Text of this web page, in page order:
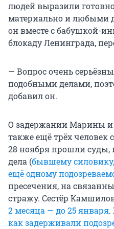
людей выразили
материально и любыми
он вместе с бабушкой-
блокаду Ленинграда,
— Вопрос очень
подобными делами,
добавил он.
О задержании Марины
также ещё трёх человек
28 ноября прошли суды,
дела (бывшему
ещё одному
пресечения, на
стражу. Сестёр
2 месяца — до 25 января.
как задерживали